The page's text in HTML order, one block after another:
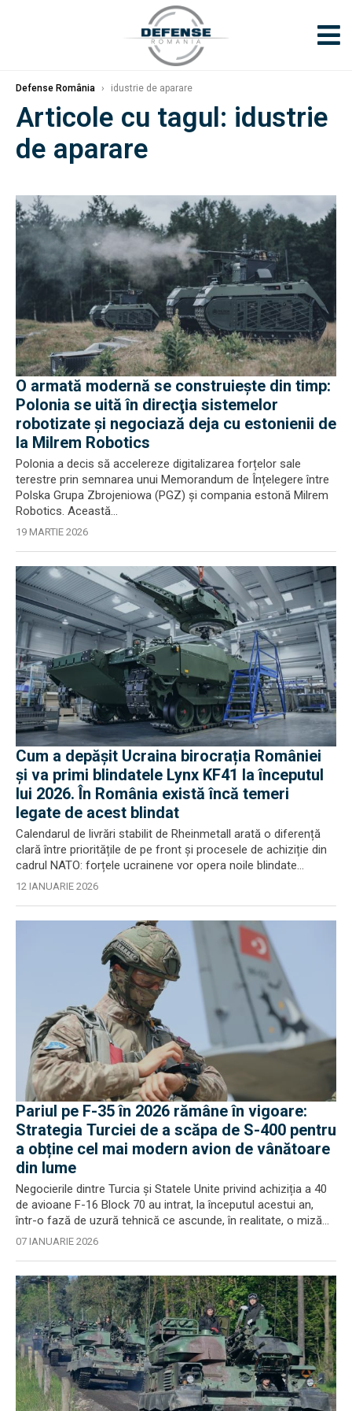
Defense România › idustrie de aparare
Articole cu tagul: idustrie
de aparare
O armată modernă se construieşte din timp:
Polonia se uită în direcţia sistemelor
robotizate şi negociază deja cu estonienii de
la Milrem Robotics
Polonia a decis să accelereze digitalizarea forțelor sale
terestre prin semnarea unui Memorandum de Înțelegere între
Polska Grupa Zbrojeniowa (PGZ) și compania estonă Milrem
Robotics. Această...
19 MARTIE 2026
Cum a depășit Ucraina birocrația României
și va primi blindatele Lynx KF41 la începutul
lui 2026. În România există încă temeri
legate de acest blindat
Calendarul de livrări stabilit de Rheinmetall arată o diferență
clară între prioritățile de pe front și procesele de achiziție din
cadrul NATO: forțele ucrainene vor opera noile blindate...
12 IANUARIE 2026
Pariul pe F-35 în 2026 rămâne în vigoare:
Strategia Turciei de a scăpa de S-400 pentru
a obține cel mai modern avion de vânătoare
din lume
Negocierile dintre Turcia și Statele Unite privind achiziția a 40
de avioane F-16 Block 70 au intrat, la începutul acestui an,
într-o fază de uzură tehnică ce ascunde, în realitate, o miză...
07 IANUARIE 2026